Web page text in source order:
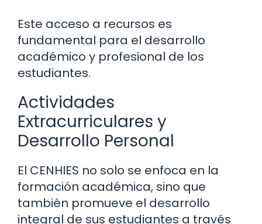
Este acceso a recursos es
fundamental para el desarrollo
académico y profesional de los
estudiantes.
Actividades
Extracurriculares y
Desarrollo Personal
El CENHIES no solo se enfoca en la
formación académica, sino que
también promueve el desarrollo
integral de sus estudiantes a través